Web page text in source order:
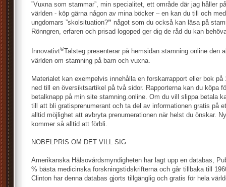
”Vuxna som stammar”, min specialitet, ett område där jag håller
världen - köp gärna någon av mina böcker – en kan du till och
ungdomars ”skolsituation?” något som du också kan läsa på
Rönngren, erfaren och prisad logoped ger dig de råd du kan
Innovativt©Talsteg presenterar på hemsidan stamning.online den
världen om stamning på barn och vuxna.
Materialet kan exempelvis innehålla en forskarrapport eller bok
ned till en översiktsartikel på två sidor. Rapporterna kan du köpa
betalknapp på min site stamning.online. Om du vill slippa betala
till att bli gratisprenumerant och ta del av informationen gratis på
alltid möjlighet att avbryta prenumerationen när helst du önskar.
kommer så alltid att förbli.
NOBELPRIS OM DET VILL SIG
Amerikanska Hälsovårdsmyndigheten har lagt upp en databas,
% bästa medicinska forskningstidskrifterna och går tillbaka till
Clinton har denna databas gjorts tillgänglig och gratis för hela